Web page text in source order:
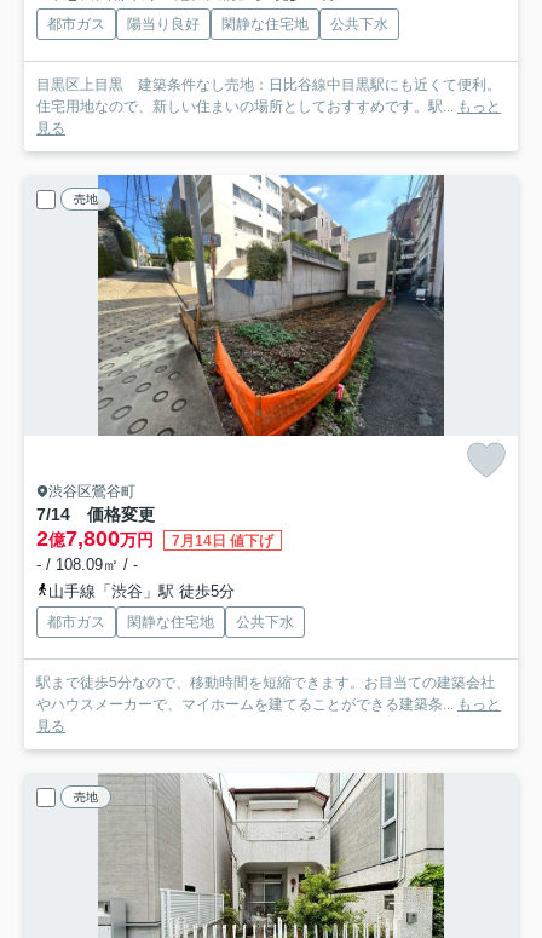
都市ガス 陽当り良好 閑静な住宅地 公共下水
目黒区上目黒 建築条件なし売地：日比谷線中目黒駅にも近くて便利。
住宅用地なので、新しい住まいの場所としておすすめです。駅... もっと
見る
売地
渋谷区鶯谷町
7/14 価格変更
2億7,800万円 7月14日 値下げ
- / 108.09㎡ / -
山手線「渋谷」駅 徒歩5分
都市ガス 閑静な住宅地 公共下水
駅まで徒歩5分なので、移動時間を短縮できます。お目当ての建築会社
やハウスメーカーで、マイホームを建てることができる建築条... もっと
見る
売地